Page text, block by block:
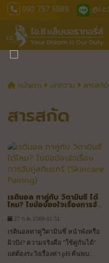
092 757 5589
หน้าแรก บทความ สารสกัด
สารสกัด
เรตินอล ทาคู่กับ วิตามินซี ได้
ไหม? ไขข้อข้องใจเรื่องการจับ
Pairing)
27 ก.ค. 2569 01:51
เรตินอลทาคู่วิตามินซี หน้าพังหรือ
ผิวปัง? ความจริงคือ "ใช้คู่กันได้"
แต่ต้องระวังเรื่องค่า pH ค้นพบ